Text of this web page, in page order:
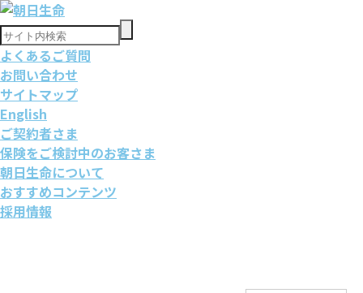
よくあるご質問
お問い合わせ
サイトマップ
English
ご契約者さま
保険をご検討中のお客さま
朝日生命について
おすすめコンテンツ
採用情報